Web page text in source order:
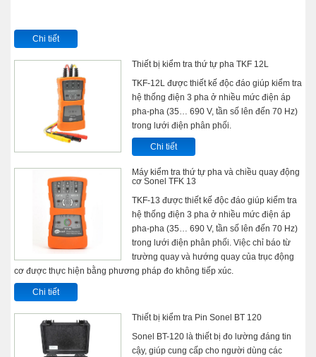
Chi tiết
Thiết bị kiểm tra thứ tự pha TKF 12L
TKF-12L được thiết kế độc đáo giúp kiểm tra
hệ thống điện 3 pha ở nhiều mức điện áp
pha-pha (35… 690 V, tần số lên đến 70 Hz)
trong lưới điện phân phối.
Chi tiết
Máy kiểm tra thứ tự pha và chiều quay động
cơ Sonel TFK 13
TKF-13 được thiết kế độc đáo giúp kiểm tra
hệ thống điện 3 pha ở nhiều mức điện áp
pha-pha (35… 690 V, tần số lên đến 70 Hz)
trong lưới điện phân phối. Việc chỉ báo từ
trường quay và hướng quay của trục động
cơ được thực hiện bằng phương pháp đo không tiếp xúc.
Chi tiết
Thiết bị kiểm tra Pin Sonel BT 120
Sonel BT-120 là thiết bị đo lường đáng tin
cậy, giúp cung cấp cho người dùng các